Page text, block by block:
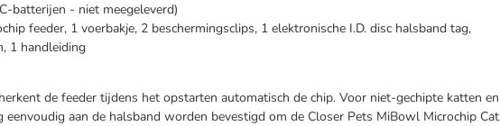
batterijen - niet meegeleverd)
feeder, 1 voerbakje, 2 beschermingsclips, 1 elektronische I.D. disc halsband tag,
1 handleiding
de feeder tijdens het opstarten automatisch de chip. Voor niet-gechipte katten en
eenvoudig aan de halsband worden bevestigd om de Closer Pets MiBowl Microchip Cat